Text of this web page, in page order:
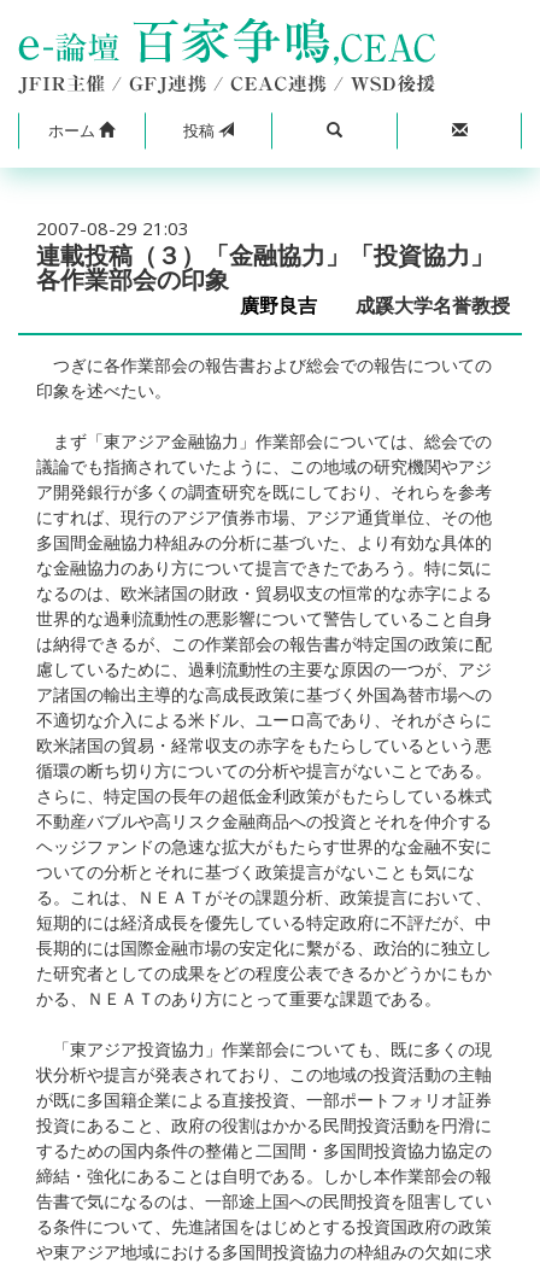
ホーム 投稿
2007-08-29 21:03
連載投稿（３）「金融協力」「投資協力」
各作業部会の印象
廣野良吉 成蹊大学名誉教授
つぎに各作業部会の報告書および総会での報告についての
印象を述べたい。
まず「東アジア金融協力」作業部会については、総会での
議論でも指摘されていたように、この地域の研究機関やアジ
ア開発銀行が多くの調査研究を既にしており、それらを参考
にすれば、現行のアジア債券市場、アジア通貨単位、その他
多国間金融協力枠組みの分析に基づいた、より有効な具体的
な金融協力のあり方について提言できたであろう。特に気に
なるのは、欧米諸国の財政・貿易収支の恒常的な赤字による
世界的な過剰流動性の悪影響について警告していること自身
は納得できるが、この作業部会の報告書が特定国の政策に配
慮しているために、過剰流動性の主要な原因の一つが、アジ
ア諸国の輸出主導的な高成長政策に基づく外国為替市場への
不適切な介入による米ドル、ユーロ高であり、それがさらに
欧米諸国の貿易・経常収支の赤字をもたらしているという悪
循環の断ち切り方についての分析や提言がないことである。
さらに、特定国の長年の超低金利政策がもたらしている株式
不動産バブルや高リスク金融商品への投資とそれを仲介する
ヘッジファンドの急速な拡大がもたらす世界的な金融不安に
ついての分析とそれに基づく政策提言がないことも気にな
る。これは、ＮＥＡＴがその課題分析、政策提言において、
短期的には経済成長を優先している特定政府に不評だが、中
長期的には国際金融市場の安定化に繫がる、政治的に独立し
た研究者としての成果をどの程度公表できるかどうかにもか
かる、ＮＥＡＴのあり方にとって重要な課題である。
「東アジア投資協力」作業部会についても、既に多くの現
状分析や提言が発表されており、この地域の投資活動の主軸
が既に多国籍企業による直接投資、一部ポートフォリオ証券
投資にあること、政府の役割はかかる民間投資活動を円滑に
するための国内条件の整備と二国間・多国間投資協力協定の
締結・強化にあることは自明である。しかし本作業部会の報
告書で気になるのは、一部途上国への民間投資を阻害してい
る条件について、先進諸国をはじめとする投資国政府の政策
や東アジア地域における多国間投資協力の枠組みの欠如に求